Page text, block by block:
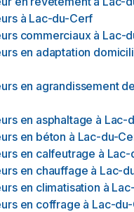
à Lac-du-Cerf
commerciaux à Lac-
en adaptation
en agrandissement
en asphaltage à Lac-
en béton à Lac-du-
en calfeutrage à Lac-
en chauffage à Lac-
en climatisation à
en coffrage à Lac-